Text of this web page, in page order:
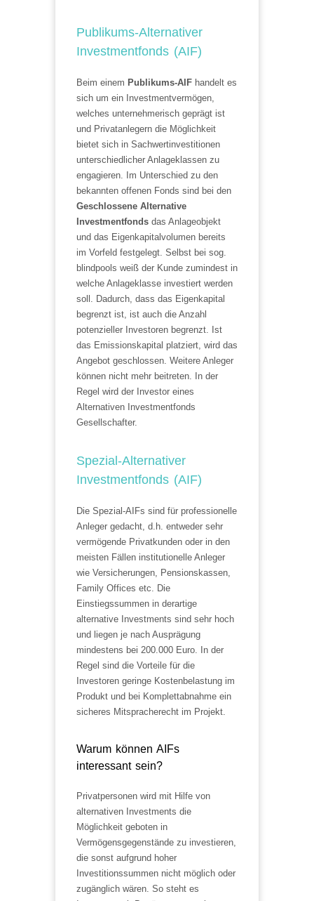
Publikums-Alternativer
Investmentfonds (AIF)
Beim einem Publikums-AIF handelt es
sich um ein Investmentvermögen,
welches unternehmerisch geprägt ist
und Privatanlegern die Möglichkeit
bietet sich in Sachwertinvestitionen
unterschiedlicher Anlageklassen zu
engagieren. Im Unterschied zu den
bekannten offenen Fonds sind bei den
Geschlossene Alternative
Investmentfonds das Anlageobjekt
und das Eigenkapitalvolumen bereits
im Vorfeld festgelegt. Selbst bei sog.
blindpools weiß der Kunde zumindest in
welche Anlageklasse investiert werden
soll. Dadurch, dass das Eigenkapital
begrenzt ist, ist auch die Anzahl
potenzieller Investoren begrenzt. Ist
das Emissionskapital platziert, wird das
Angebot geschlossen. Weitere Anleger
können nicht mehr beitreten. In der
Regel wird der Investor eines
Alternativen Investmentfonds
Gesellschafter.
Spezial-Alternativer
Investmentfonds (AIF)
Die Spezial-AIFs sind für professionelle
Anleger gedacht, d.h. entweder sehr
vermögende Privatkunden oder in den
meisten Fällen institutionelle Anleger
wie Versicherungen, Pensionskassen,
Family Offices etc. Die
Einstiegssummen in derartige
alternative Investments sind sehr hoch
und liegen je nach Ausprägung
mindestens bei 200.000 Euro. In der
Regel sind die Vorteile für die
Investoren geringe Kostenbelastung im
Produkt und bei Komplettabnahme ein
sicheres Mitspracherecht im Projekt.
Warum können AIFs
interessant sein?
Privatpersonen wird mit Hilfe von
alternativen Investments die
Möglichkeit geboten in
Vermögensgegenstände zu investieren,
die sonst aufgrund hoher
Investitionssummen nicht möglich oder
zugänglich wären. So steht es